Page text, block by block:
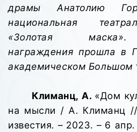
драмы Анатолию
национальная
«Золотая
награждения прошла в
академическом Большом
Климанц, А. «Дом
на мысли / А. Климанц //
известия. – 2023. – 6